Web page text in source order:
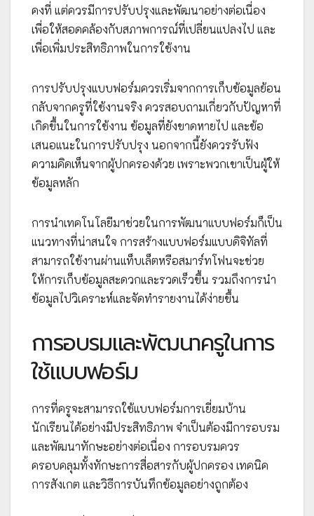
คงที่ แต่ควรมีการปรับปรุงและพัฒนาอย่างต่อเนื่อง
เพื่อให้สอดคล้องกับสภาพการณ์ที่เปลี่ยนแปลงไป และ
เพื่อเพิ่มประสิทธิภาพในการใช้งาน
การปรับปรุงแบบฟอร์มควรเริ่มจากการเก็บข้อมูลย้อน
กลับจากครูที่ใช้งานจริง ควรสอบถามเกี่ยวกับปัญหาที่
เกิดขึ้นในการใช้งาน ข้อมูลที่ยังขาดหายไป และข้อ
เสนอแนะในการปรับปรุง นอกจากนี้ยังควรรับฟัง
ความคิดเห็นจากผู้ปกครองด้วย เพราะพวกเขาเป็นผู้ให้
ข้อมูลหลัก
การนำเทคโนโลยีมาช่วยในการพัฒนาแบบฟอร์มก็เป็น
แนวทางที่น่าสนใจ การสร้างแบบฟอร์มแบบดิจิทัลที่
สามารถใช้งานผ่านแท็บเล็ตหรือสมาร์ทโฟนจะช่วย
ให้การเก็บข้อมูลสะดวกและรวดเร็วขึ้น รวมถึงการนำ
ข้อมูลไปวิเคราะห์และจัดทำรายงานได้ง่ายขึ้น
การอบรมและพัฒนาครูในการ
ใช้แบบฟอร์ม
การที่ครูจะสามารถใช้แบบฟอร์มการเยี่ยมบ้าน
นักเรียนได้อย่างมีประสิทธิภาพ จำเป็นต้องมีการอบรม
และพัฒนาทักษะอย่างต่อเนื่อง การอบรมควร
ครอบคลุมทั้งทักษะการสื่อสารกับผู้ปกครอง เทคนิค
การสังเกต และวิธีการบันทึกข้อมูลอย่างถูกต้อง